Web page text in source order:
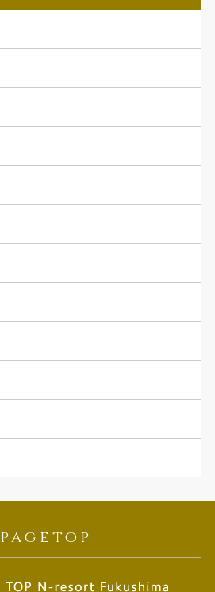
pagetop